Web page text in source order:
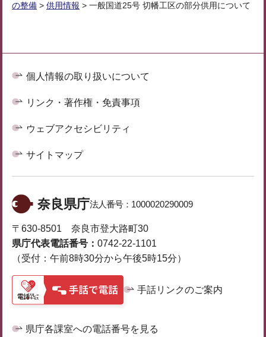
の整備 > 供用情報 > 一般国道25号 切幡工区の部分供用について
個人情報の取り扱いについて
リンク・著作権・免責事項
ウェブアクセシビリティ
サイトマップ
奈良県庁法人番号： 1000020290009
〒630-8501 奈良市登大路町30
県庁代表電話番号： 0742-22-1101
（受付：午前8時30分から午後5時15分）
手話リンクのご案内
県庁各課室への電話番号を見る